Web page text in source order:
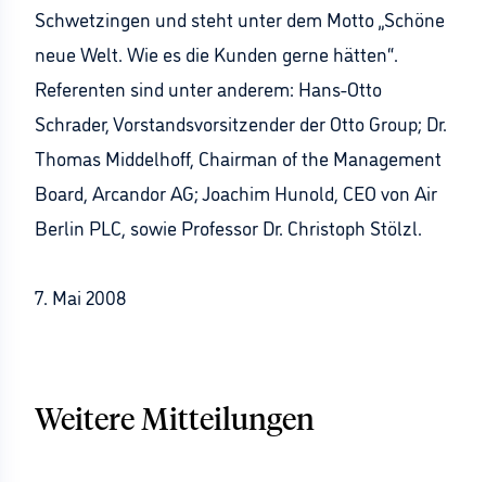
Schwetzingen und steht unter dem Motto „Schöne
neue Welt. Wie es die Kunden gerne hätten“.
Referenten sind unter anderem: Hans-Otto
Schrader, Vorstandsvorsitzender der Otto Group; Dr.
Thomas Middelhoff, Chairman of the Management
Board, Arcandor AG; Joachim Hunold, CEO von Air
Berlin PLC, sowie Professor Dr. Christoph Stölzl.
7. Mai 2008
Weitere Mitteilungen